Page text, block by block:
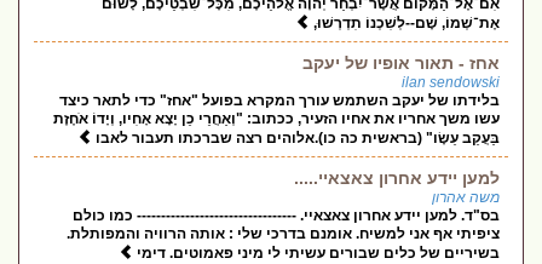
אִם־אֶל־הַמָּקוֹם אֲשֶׁר־יִבְחַר יְהוָה אֱלֹהֵיכֶם, מִכָּל־שִׁבְטֵיכֶם, לָשׂוּם
אֶת־שְׁמוֹ, שָׁם--לְשִׁכְנוֹ תִדְרְשׁוּ,
אחז - תאור אופיו של יעקב
ilan sendowski
בלידתו של יעקב השתמש עורך המקרא בפועל "אחז" כדי לתאר כיצד
עשו משך אחריו את אחיו הזעיר, ככתוב: "וְאַחֲרֵי כֵן יָצָא אָחִיו, וְיָדוֹ אֹחֶזֶת
בַּעֲקֵב עֵשָׂו" (בראשית כה כו).אלוהים רצה שברכתו תעבור לאבו
למען יידע אחרון צאצאיי.....
משה אהרון
בס"ד. למען יידע אחרון צאצאיי. --------------------------------- כמו כולם
ציפיתי אף אני למשיח. אומנם בדרכי שלי : אותה הרוויה והמפותלת.
בשיריים של כלים שבורים עשיתי לי מיני פאמוטים. דימי